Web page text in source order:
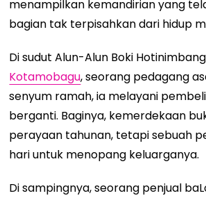
menampilkan kemandirian yang
bagian tak terpisahkan dari hidup
Di sudut Alun-Alun Boki
Kotamobagu, seorang pedagang
senyum ramah, ia melayani
berganti. Baginya, kemerdekaan
perayaan tahunan, tetapi sebuah
hari untuk menopang keluarganya.
Di sampingnya, seorang penjual